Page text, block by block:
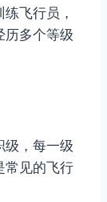
飞行员，
历多个等级
级，每一级
常见的飞行